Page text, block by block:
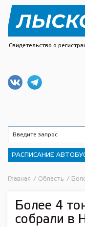
Свидетельство о
РАСПИСАНИЕ
Главная / Область /
Более 4
собрали в